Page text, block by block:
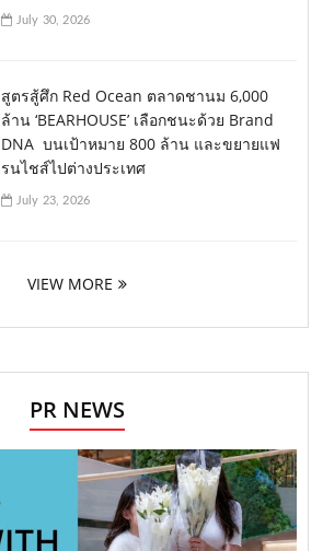
July 30, 2026
สูตรสู้ศึก Red Ocean ตลาดชานม 6,000
ล้าน ‘BEARHOUSE’ เลือกชนะด้วย Brand
DNA บนเป้าหมาย 800 ล้าน และขยายแฟ
รนไชส์ไปต่างประเทศ
July 23, 2026
VIEW MORE
PR NEWS